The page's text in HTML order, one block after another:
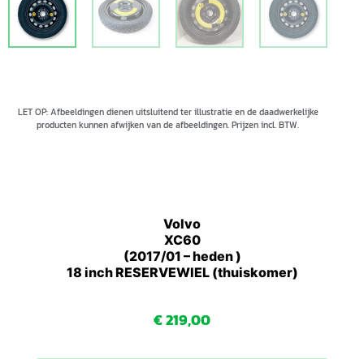
LET OP: Afbeeldingen dienen uitsluitend ter illustratie en de daadwerkelijke
producten kunnen afwijken van de afbeeldingen. Prijzen incl. BTW.
Volvo
XC60
(2017/01 – heden )
18 inch RESERVEWIEL (thuiskomer)
€219,00